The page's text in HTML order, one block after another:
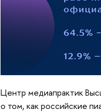
Центр медиапрактик
о том, как российские